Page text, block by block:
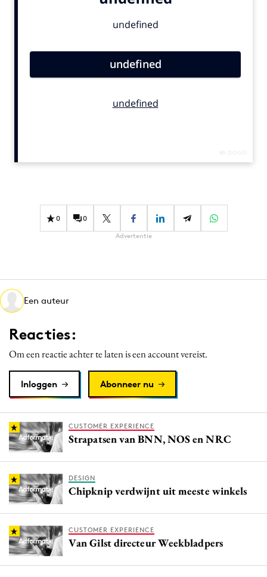
Gedragsverandering
Influencer marketing
Media
Merkstrategie
PR
Programmatic
Purpose Marketing
Reputatie & crisis
0 0
Advertentie
Een auteur
Reacties:
Om een reactie achter te laten is een account vereist.
Inloggen Abonneer nu
CUSTOMER EXPERIENCE
Strapatsen van BNN, NOS en NRC
DESIGN
Chipknip verdwijnt uit meeste winkels
CUSTOMER EXPERIENCE
Van Gilst directeur Weekbladpers